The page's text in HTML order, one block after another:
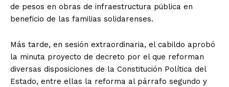
de pesos en obras de infraestructura pública en
beneficio de las familias solidarenses.
Más tarde, en sesión extraordinaria, el cabildo aprobó
la minuta proyecto de decreto por el que reforman
diversas disposiciones de la Constitución Política del
Estado, entre ellas la reforma al párrafo segundo y